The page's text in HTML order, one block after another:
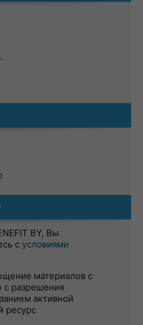
BY, Вы
с условиями
материалов с
с разрешения
активной
ресурс